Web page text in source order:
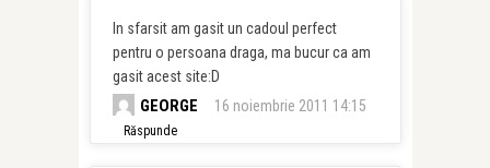
In sfarsit am gasit un cadoul perfect
pentru o persoana draga, ma bucur ca am
gasit acest site:D
GEORGE 16 noiembrie 2011 14:15
Răspunde